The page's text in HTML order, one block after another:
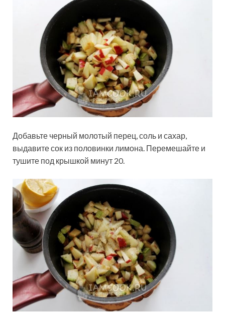
Добавьте черный молотый перец, соль и сахар,
выдавите сок из половинки лимона. Перемешайте и
тушите под крышкой минут 20.